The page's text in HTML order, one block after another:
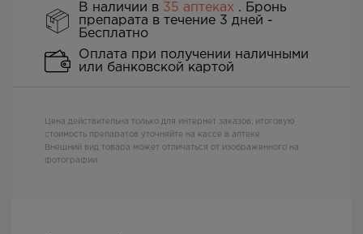
В наличии в 35 аптеках . Бронь
препарата в течение 3 дней -
Бесплатно
Оплата при получении наличными
или банковской картой
Цена действительна только для интернет заказов, итоговую
стоимость препаратов уточняйте на кассе в аптеке
Внешний вид товара может отличаться от изображенного на
фотографии